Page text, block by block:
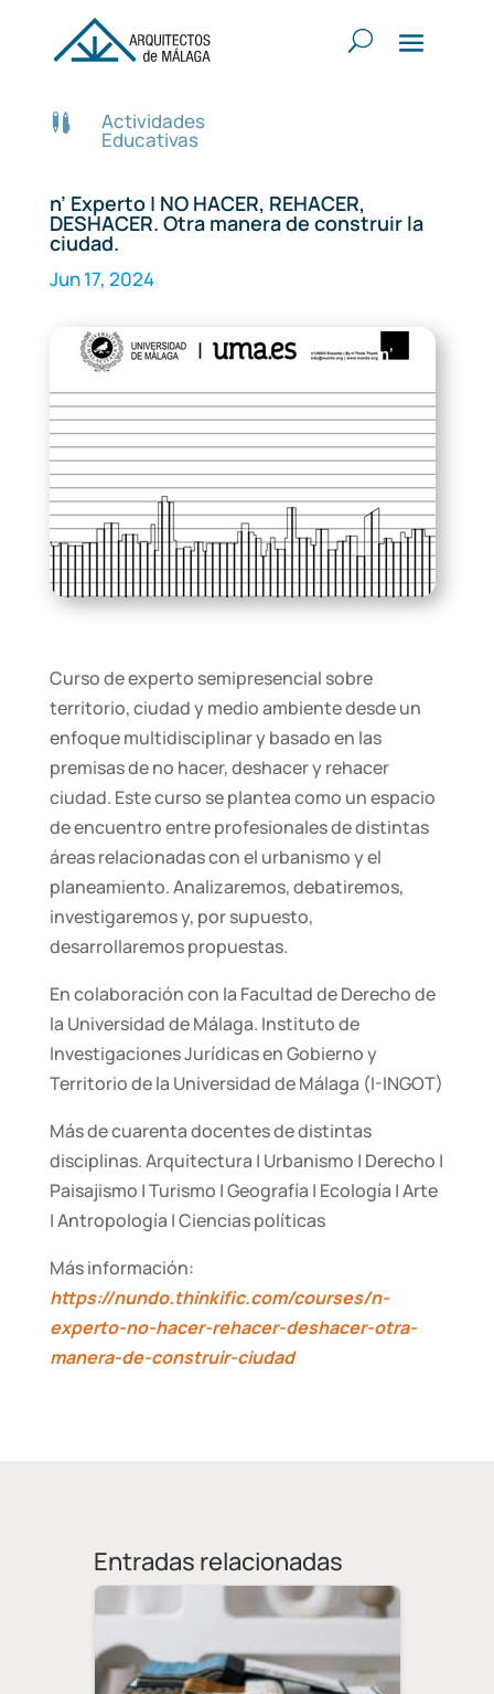
 Actividades
Educativas
n’ Experto | NO HACER, REHACER,
DESHACER. Otra manera de construir la
ciudad.
Jun 17, 2024
Curso de experto semipresencial sobre
territorio, ciudad y medio ambiente desde un
enfoque multidisciplinar y basado en las
premisas de no hacer, deshacer y rehacer
ciudad. Este curso se plantea como un espacio
de encuentro entre profesionales de distintas
áreas relacionadas con el urbanismo y el
planeamiento. Analizaremos, debatiremos,
investigaremos y, por supuesto,
desarrollaremos propuestas.
En colaboración con la Facultad de Derecho de
la Universidad de Málaga. Instituto de
Investigaciones Jurídicas en Gobierno y
Territorio de la Universidad de Málaga (I-INGOT)
Más de cuarenta docentes de distintas
disciplinas. Arquitectura | Urbanismo | Derecho |
Paisajismo | Turismo | Geografía | Ecología | Arte
| Antropología | Ciencias políticas
Más información:
https://nundo.thinkific.com/courses/n-
experto-no-hacer-rehacer-deshacer-otra-
manera-de-construir-ciudad
Entradas relacionadas